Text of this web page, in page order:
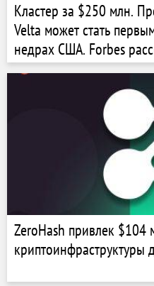
Кластер за $250 млн.
Velta может стать
недрах США. Forbes
владельца Андрея
ZeroHash привлек $104